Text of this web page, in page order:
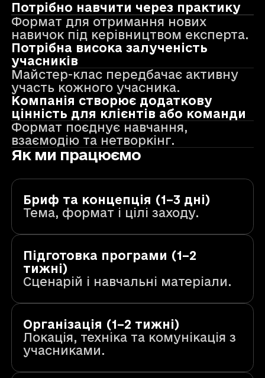
Потрібно навчити через практику
Формат для отримання нових
навичок під керівництвом експерта.
Потрібна висока залученість
учасників
Майстер-клас передбачає активну
участь кожного учасника.
Компанія створює додаткову
цінність для клієнтів або команди
Формат поєднує навчання,
взаємодію та нетворкінг.
Як ми працюємо
Бриф та концепція (1–3 дні)
Тема, формат і цілі заходу.
Підготовка програми (1–2
тижні)
Сценарій і навчальні матеріали.
Організація (1–2 тижні)
Локація, техніка та комунікація з
учасниками.